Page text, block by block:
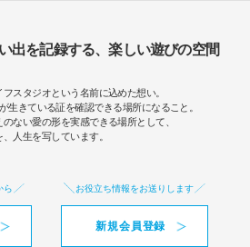
出を記録する、楽しい遊びの空間
スタジオという名前に込めた想い。
生きている証を確認できる場所になること。
ない愛の形を実感できる場所として、
、人生を写しています。
ら お役立ち情報をお送りします
新規会員登録